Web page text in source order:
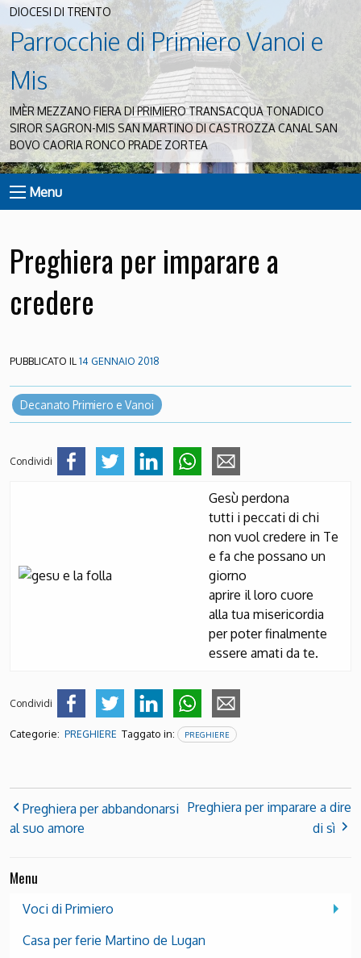
DIOCESI DI TRENTO
Parrocchie di Primiero Vanoi e
Mis
IMÈR MEZZANO FIERA DI PRIMIERO TRANSACQUA TONADICO
SIROR SAGRON-MIS SAN MARTINO DI CASTROZZA CANAL SAN
BOVO CAORIA RONCO PRADE ZORTEA
Menu
Preghiera per imparare a
credere
PUBBLICATO IL14 GENNAIO 2018
Decanato Primiero e Vanoi
Condividi
Gesù perdona
tutti i peccati di chi
non vuol credere in Te
e fa che possano un
giorno
aprire il loro cuore
alla tua misericordia
per poter finalmente
essere amati da te.
Condividi
Categorie: PREGHIERE Taggato in: PREGHIERE
Preghiera per abbandonarsi
al suo amore
Preghiera per imparare a dire
di sì
Menu
Voci di Primiero
Casa per ferie Martino de Lugan